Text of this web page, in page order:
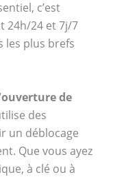
c’est
24h/24 et 7j/7
les plus brefs
ouverture de
des
un déblocage
Que vous ayez
à clé ou à